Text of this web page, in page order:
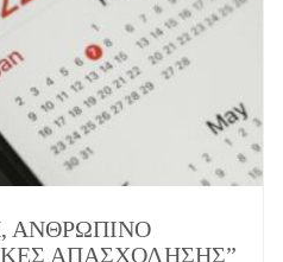
ΑΝΘΡΏΠΙΝΟ
ΑΠΑΣΧΌΛΗΣΗΣ”